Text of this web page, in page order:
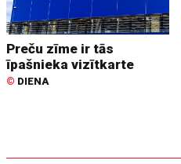
Preču zīme ir tās
īpašnieka vizītkarte
© DIENA